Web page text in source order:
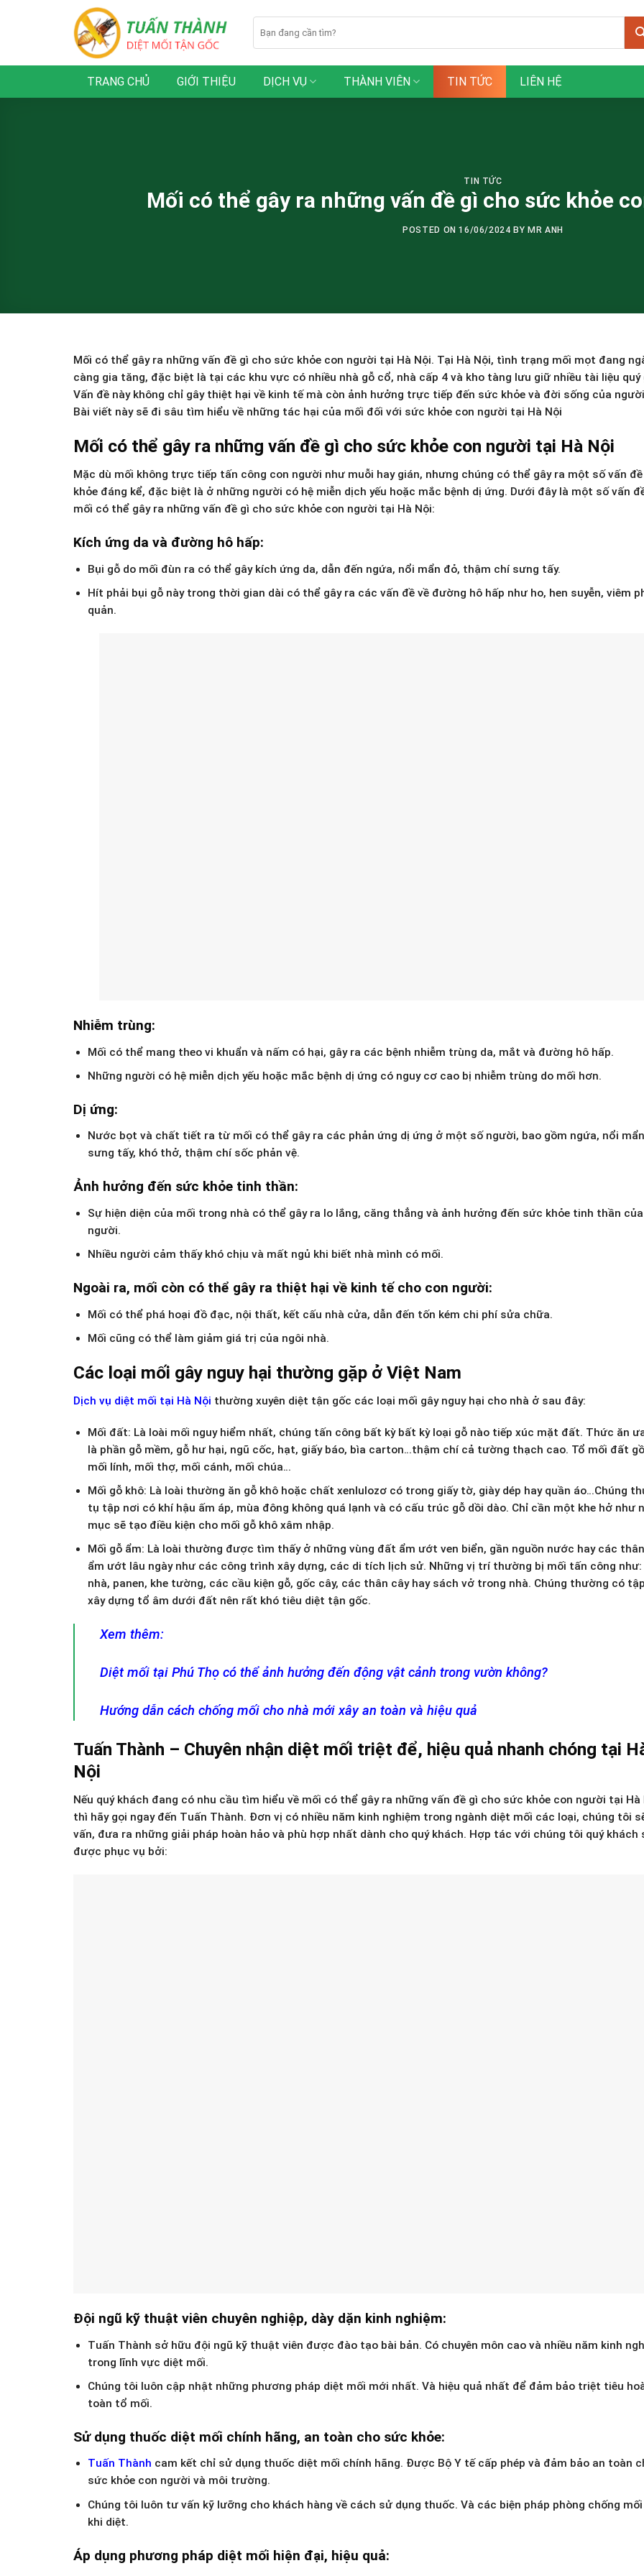
TRANG CHỦ GIỚI THIỆU DỊCH VỤ THÀNH VIÊN TIN TỨC LIÊN HỆ
TIN TỨC
Mối có thể gây ra những vấn đề gì cho sức khỏe
POSTED ON16/06/2024 BY MR ANH
Mối có thể gây ra những vấn đề gì cho sức khỏe con người tại Hà Nội. Tại Hà Nội, tình trạng mối mọt đang
càng gia tăng, đặc biệt là tại các khu vực có nhiều nhà gỗ cổ, nhà cấp 4 và kho tàng lưu giữ nhiều tài liệu quý
Vấn đề này không chỉ gây thiệt hại về kinh tế mà còn ảnh hưởng trực tiếp đến sức khỏe và đời sống của
Bài viết này sẽ đi sâu tìm hiểu về những tác hại của mối đối với sức khỏe con người tại Hà Nội
Mối có thể gây ra những vấn đề gì cho sức khỏe con người tại Hà Nội
Mặc dù mối không trực tiếp tấn công con người như muỗi hay gián, nhưng chúng có thể gây ra một số vấn
khỏe đáng kể, đặc biệt là ở những người có hệ miễn dịch yếu hoặc mắc bệnh dị ứng. Dưới đây là một số vấn
mối có thể gây ra những vấn đề gì cho sức khỏe con người tại Hà Nội:
Kích ứng da và đường hô hấp:
Bụi gỗ do mối đùn ra có thể gây kích ứng da, dẫn đến ngứa, nổi mẩn đỏ, thậm chí sưng tấy.
Hít phải bụi gỗ này trong thời gian dài có thể gây ra các vấn đề về đường hô hấp như ho, hen suyễn, viêm
quản.
Nhiễm trùng:
Mối có thể mang theo vi khuẩn và nấm có hại, gây ra các bệnh nhiễm trùng da, mắt và đường hô hấp.
Những người có hệ miễn dịch yếu hoặc mắc bệnh dị ứng có nguy cơ cao bị nhiễm trùng do mối hơn.
Dị ứng:
Nước bọt và chất tiết ra từ mối có thể gây ra các phản ứng dị ứng ở một số người, bao gồm ngứa, nổi
sưng tấy, khó thở, thậm chí sốc phản vệ.
Ảnh hưởng đến sức khỏe tinh thần:
Sự hiện diện của mối trong nhà có thể gây ra lo lắng, căng thẳng và ảnh hưởng đến sức khỏe tinh thần
người.
Nhiều người cảm thấy khó chịu và mất ngủ khi biết nhà mình có mối.
Ngoài ra, mối còn có thể gây ra thiệt hại về kinh tế cho con người:
Mối có thể phá hoại đồ đạc, nội thất, kết cấu nhà cửa, dẫn đến tốn kém chi phí sửa chữa.
Mối cũng có thể làm giảm giá trị của ngôi nhà.
Các loại mối gây nguy hại thường gặp ở Việt Nam
Dịch vụ diệt mối tại Hà Nội thường xuyên diệt tận gốc các loại mối gây nguy hại cho nhà ở sau đây:
Mối đất: Là loài mối nguy hiểm nhất, chúng tấn công bất kỳ bất kỳ loại gỗ nào tiếp xúc mặt đất. Thức ăn
là phần gỗ mềm, gỗ hư hại, ngũ cốc, hạt, giấy báo, bìa carton…thậm chí cả tường thạch cao. Tổ mối đất
mối lính, mối thợ, mối cánh, mối chúa…
Mối gỗ khô: Là loài thường ăn gỗ khô hoặc chất xenlulozơ có trong giấy tờ, giày dép hay quần áo…Chúng
tụ tập nơi có khí hậu ấm áp, mùa đông không quá lạnh và có cấu trúc gỗ dồi dào. Chỉ cần một khe hở như
mục sẽ tạo điều kiện cho mối gỗ khô xâm nhập.
Mối gỗ ẩm: Là loài thường được tìm thấy ở những vùng đất ẩm ướt ven biển, gần nguồn nước hay các
ẩm ướt lâu ngày như các công trình xây dựng, các di tích lịch sử. Những vị trí thường bị mối tấn công như:
nhà, panen, khe tường, các cầu kiện gỗ, gốc cây, các thân cây hay sách vở trong nhà. Chúng thường có
xây dựng tổ âm dưới đất nên rất khó tiêu diệt tận gốc.
Xem thêm:
Diệt mối tại Phú Thọ có thể ảnh hưởng đến động vật cảnh trong vườn không?
Hướng dẫn cách chống mối cho nhà mới xây an toàn và hiệu quả
Tuấn Thành – Chuyên nhận diệt mối triệt để, hiệu quả nhanh chóng tại
Nội
Nếu quý khách đang có nhu cầu tìm hiểu về mối có thể gây ra những vấn đề gì cho sức khỏe con người tại Hà
thì hãy gọi ngay đến Tuấn Thành. Đơn vị có nhiều năm kinh nghiệm trong ngành diệt mối các loại, chúng tôi
vấn, đưa ra những giải pháp hoàn hảo và phù hợp nhất dành cho quý khách. Hợp tác với chúng tôi quý khách
được phục vụ bởi:
Đội ngũ kỹ thuật viên chuyên nghiệp, dày dặn kinh nghiệm:
Tuấn Thành sở hữu đội ngũ kỹ thuật viên được đào tạo bài bản. Có chuyên môn cao và nhiều năm kinh
trong lĩnh vực diệt mối.
Chúng tôi luôn cập nhật những phương pháp diệt mối mới nhất. Và hiệu quả nhất để đảm bảo triệt tiêu
toàn tổ mối.
Sử dụng thuốc diệt mối chính hãng, an toàn cho sức khỏe:
Tuấn Thành cam kết chỉ sử dụng thuốc diệt mối chính hãng. Được Bộ Y tế cấp phép và đảm bảo an toàn
sức khỏe con người và môi trường.
Chúng tôi luôn tư vấn kỹ lưỡng cho khách hàng về cách sử dụng thuốc. Và các biện pháp phòng chống
khi diệt.
Áp dụng phương pháp diệt mối hiện đại, hiệu quả: